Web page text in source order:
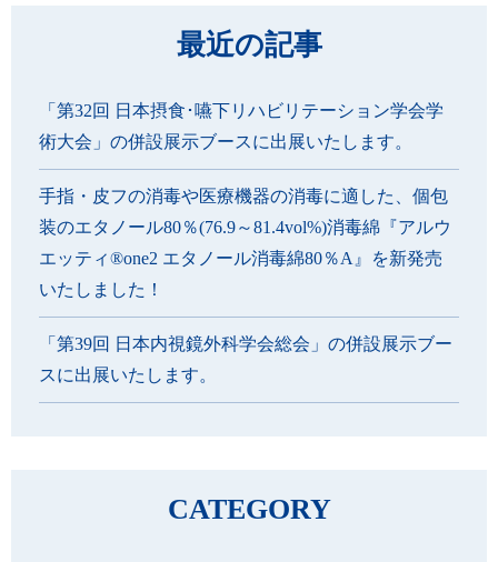
最近の記事
「第32回 日本摂食･嚥下リハビリテーション学会学
術大会」の併設展示ブースに出展いたします。
手指・皮フの消毒や医療機器の消毒に適した、個包
装のエタノール80％(76.9～81.4vol%)消毒綿『アルウ
エッティ®one2 エタノール消毒綿80％A』を新発売
いたしました！
「第39回 日本内視鏡外科学会総会」の併設展示ブー
スに出展いたします。
CATEGORY